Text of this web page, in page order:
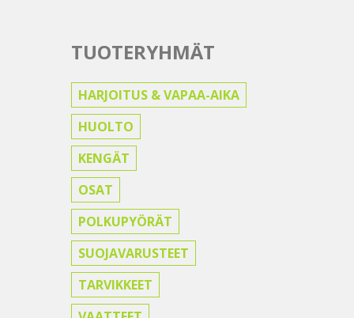
TUOTERYHMÄT
HARJOITUS & VAPAA-AIKA
HUOLTO
KENGÄT
OSAT
POLKUPYÖRÄT
SUOJAVARUSTEET
TARVIKKEET